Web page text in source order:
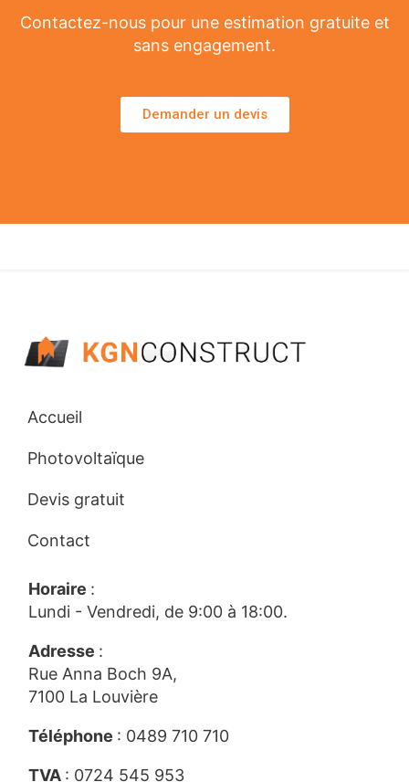
Contactez-nous pour une estimation gratuite et
sans engagement.
Demander un devis
Accueil
Photovoltaïque
Devis gratuit
Contact
Horaire :
Lundi - Vendredi, de 9:00 à 18:00.
Adresse :
Rue Anna Boch 9A,
7100 La Louvière
Téléphone : 0489 710 710
TVA : 0724 545 953